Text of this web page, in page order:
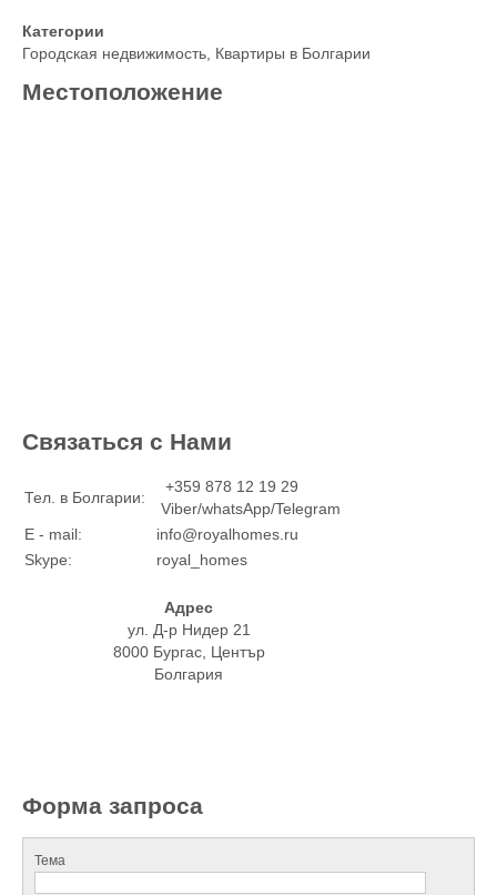
Категории
Городская недвижимость, Квартиры в Болгарии
Местоположение
Связаться с Нами
Тел. в Болгарии:
+359 878 12 19 29
Viber/whatsApp/Telegram
E - mail:
info@royalhomes.ru
Skype:
royal_homes
Адрес
ул. Д-р Нидер 21
8000 Бургас, Център
Болгария
Форма запроса
Тема